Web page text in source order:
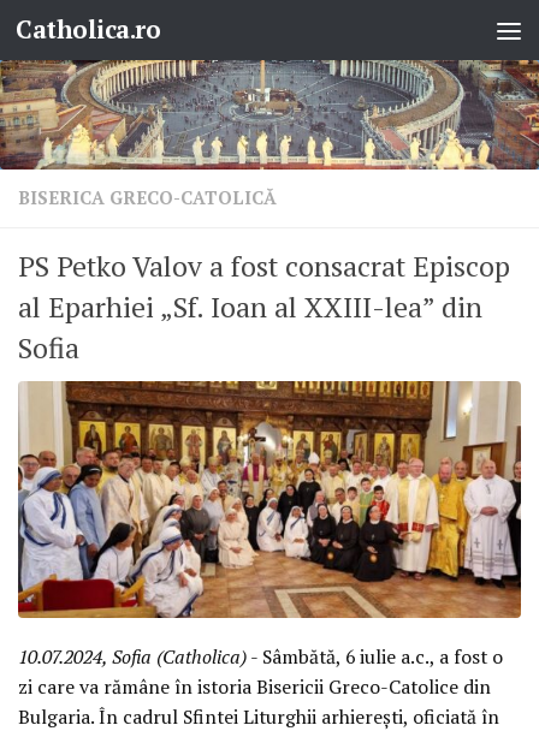
Skip to content
Catholica.ro
BISERICA GRECO-CATOLICĂ
PS Petko Valov a fost consacrat Episcop
al Eparhiei „Sf. Ioan al XXIII-lea” din
Sofia
10.07.2024, Sofia (Catholica)- Sâmbătă, 6 iulie a.c., a fost o
zi care va rămâne în istoria Bisericii Greco-Catolice din
Bulgaria. În cadrul Sfintei Liturghii arhierești, oficiată în